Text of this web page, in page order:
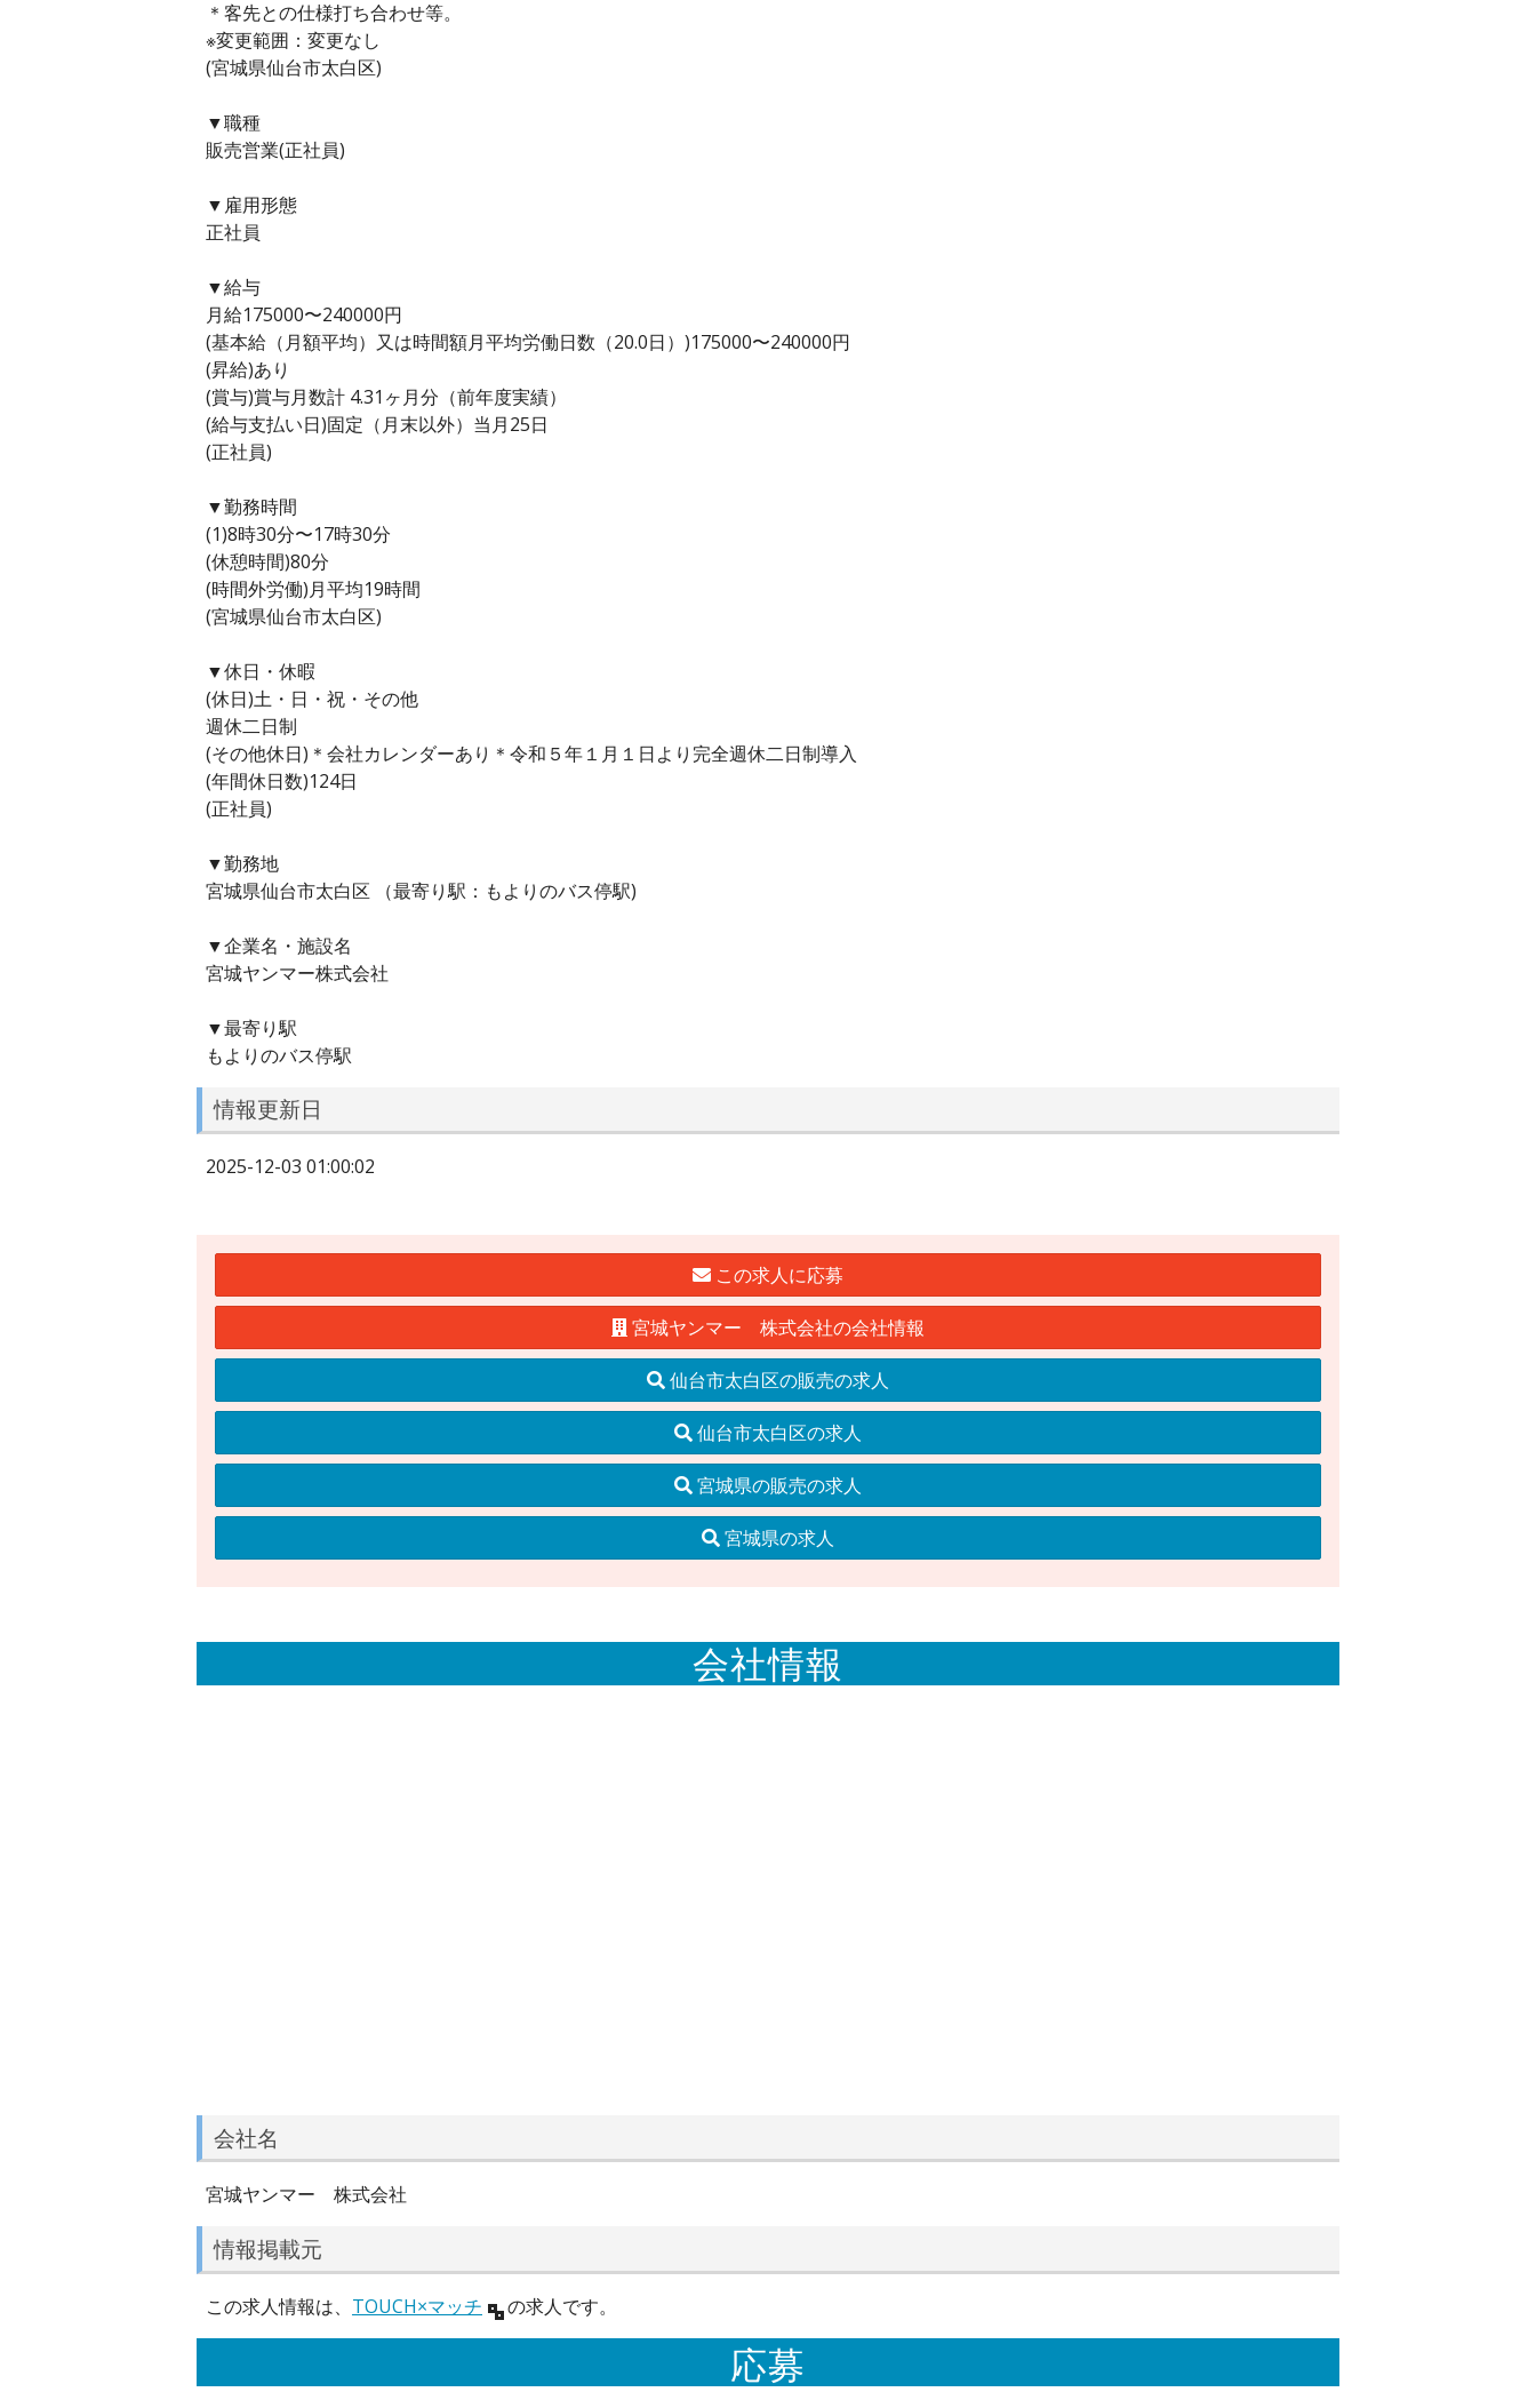
＊客先との仕様打ち合わせ等。
※変更範囲：変更なし
(宮城県仙台市太白区)
▼職種
販売営業(正社員)
▼雇用形態
正社員
▼給与
月給175000〜240000円
(基本給（月額平均）又は時間額月平均労働日数（20.0日）)175000〜240000円
(昇給)あり
(賞与)賞与月数計 4.31ヶ月分（前年度実績）
(給与支払い日)固定（月末以外）当月25日
(正社員)
▼勤務時間
(1)8時30分〜17時30分
(休憩時間)80分
(時間外労働)月平均19時間
(宮城県仙台市太白区)
▼休日・休暇
(休日)土・日・祝・その他
週休二日制
(その他休日)＊会社カレンダーあり＊令和５年１月１日より完全週休二日制導入
(年間休日数)124日
(正社員)
▼勤務地
宮城県仙台市太白区 （最寄り駅：もよりのバス停駅)
▼企業名・施設名
宮城ヤンマー株式会社
▼最寄り駅
もよりのバス停駅
情報更新日
2025-12-03 01:00:02
この求人に応募
宮城ヤンマー 株式会社の会社情報
仙台市太白区の販売の求人
仙台市太白区の求人
宮城県の販売の求人
宮城県の求人
会社情報
会社名
宮城ヤンマー 株式会社
情報掲載元
この求人情報は、 TOUCH×マッチ の求人です。
応募